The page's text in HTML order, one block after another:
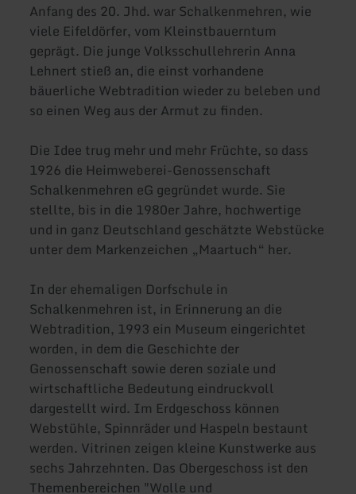
Anfang des 20. Jhd. war Schalkenmehren, wie
viele Eifeldörfer, vom Kleinstbauerntum
geprägt. Die junge Volksschullehrerin Anna
Lehnert stieß an, die einst vorhandene
bäuerliche Webtradition wieder zu beleben und
so einen Weg aus der Armut zu finden.
Die Idee trug mehr und mehr Früchte, so dass
1926 die Heimweberei-Genossenschaft
Schalkenmehren eG gegründet wurde. Sie
stellte, bis in die 1980er Jahre, hochwertige
und in ganz Deutschland geschätzte Webstücke
unter dem Markenzeichen „Maartuch“ her.
In der ehemaligen Dorfschule in
Schalkenmehren ist, in Erinnerung an die
Webtradition, 1993 ein Museum eingerichtet
worden, in dem die Geschichte der
Genossenschaft sowie deren soziale und
wirtschaftliche Bedeutung eindruckvoll
dargestellt wird. Im Erdgeschoss können
Webstühle, Spinnräder und Haspeln bestaunt
werden. Vitrinen zeigen kleine Kunstwerke aus
sechs Jahrzehnten. Das Obergeschoss ist den
Themenbereichen "Wolle und